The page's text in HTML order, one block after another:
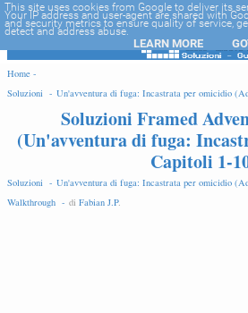
-->
Home -
Soluzioni - Un'avventura di fuga: Incastrata per omicidio
Walkthrough -Soluzioni Framed
(Un'avventura di fuga:
Capitoli 1-
Soluzioni - Un'avventura di fuga: Incastrata per omicidio
Walkthrough - di Fabian J.P.
This site uses cookies from Google to deliver its
Your IP address and user-agent are shared with
and security metrics to ensure quality of service,
detect and address abuse.
LEARN MORE